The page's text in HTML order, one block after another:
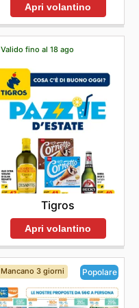
Apri volantino
Valido fino al 18 ago
Tigros
Apri volantino
Mancano 3 giorni Popolare